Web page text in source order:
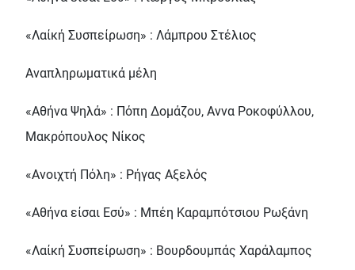
«Λαίκή Συσπείρωση» : Λάμπρου Στέλιος
Αναπληρωματικά μέλη
«Αθήνα Ψηλά» : Πόπη Δομάζου, Αννα Ροκοφύλλου,
Μακρόπουλος Νίκος
«Ανοιχτή Πόλη» : Ρήγας Αξελός
«Αθήνα είσαι Εσύ» : Μπέη Καραμπότσιου Ρωξάνη
«Λαίκή Συσπείρωση» : Βουρδουμπάς Χαράλαμπος